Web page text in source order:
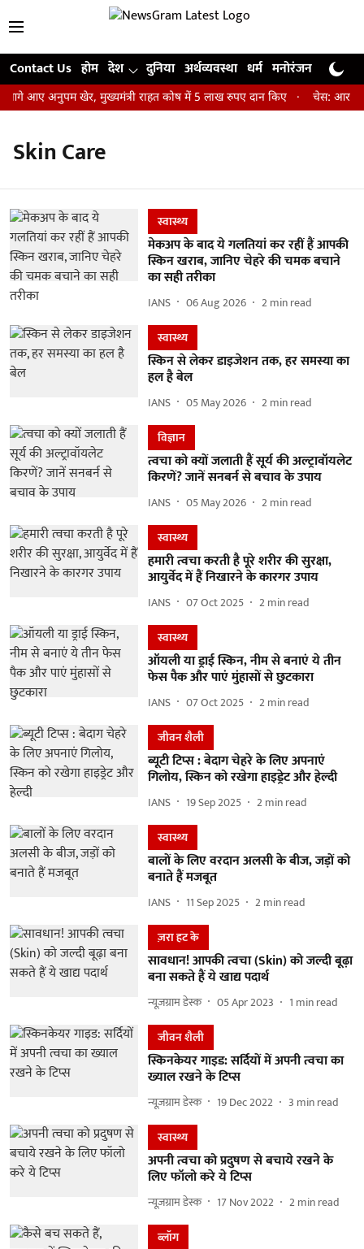
Contact Us होम देश दुनिया अर्थव्यवस्था धर्म मनोरंजन खेल
आए अनुपम खेर, मुख्यमंत्री राहत कोष में 5 लाख रुपए दान किए चेस: आर
Skin Care
स्वास्थ्य
मेकअप के बाद ये गलतियां कर रहीं हैं आपकी
स्किन खराब, जानिए चेहरे की चमक बचाने
का सही तरीका
IANS 06 Aug 2026 2min read
स्वास्थ्य
स्किन से लेकर डाइजेशन तक, हर समस्या का
हल है बेल
IANS 05 May 2026 2min read
विज्ञान
त्वचा को क्यों जलाती हैं सूर्य की अल्ट्रावॉयलेट
किरणें? जानें सनबर्न से बचाव के उपाय
IANS 05 May 2026 2min read
स्वास्थ्य
हमारी त्वचा करती है पूरे शरीर की सुरक्षा,
आयुर्वेद में हैं निखारने के कारगर उपाय
IANS 07 Oct 2025 2min read
स्वास्थ्य
ऑयली या ड्राई स्किन, नीम से बनाएं ये तीन
फेस पैक और पाएं मुंहासों से छुटकारा
IANS 07 Oct 2025 2min read
जीवन शैली
ब्यूटी टिप्स : बेदाग चेहरे के लिए अपनाएं
गिलोय, स्किन को रखेगा हाइड्रेट और हेल्दी
IANS 19 Sep 2025 2min read
स्वास्थ्य
बालों के लिए वरदान अलसी के बीज, जड़ों को
बनाते हैं मजबूत
IANS 11 Sep 2025 2min read
ज़रा हट के
सावधान! आपकी त्वचा (Skin) को जल्दी बूढ़ा
बना सकते हैं ये खाद्य पदार्थ
न्यूज़ग्राम डेस्क 05 Apr 2023 1 min read
जीवन शैली
स्किनकेयर गाइड: सर्दियों में अपनी त्वचा का
ख्याल रखने के टिप्स
न्यूज़ग्राम डेस्क 19 Dec 2022 3 min read
स्वास्थ्य
अपनी त्वचा को प्रदुषण से बचाये रखने के
लिए फॉलो करे ये टिप्स
न्यूज़ग्राम डेस्क 17 Nov 2022 2min read
ब्लॉग